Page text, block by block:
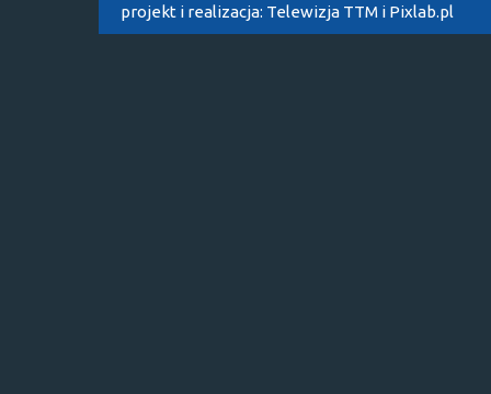
projekt i realizacja: Telewizja TTM i Pixlab.pl